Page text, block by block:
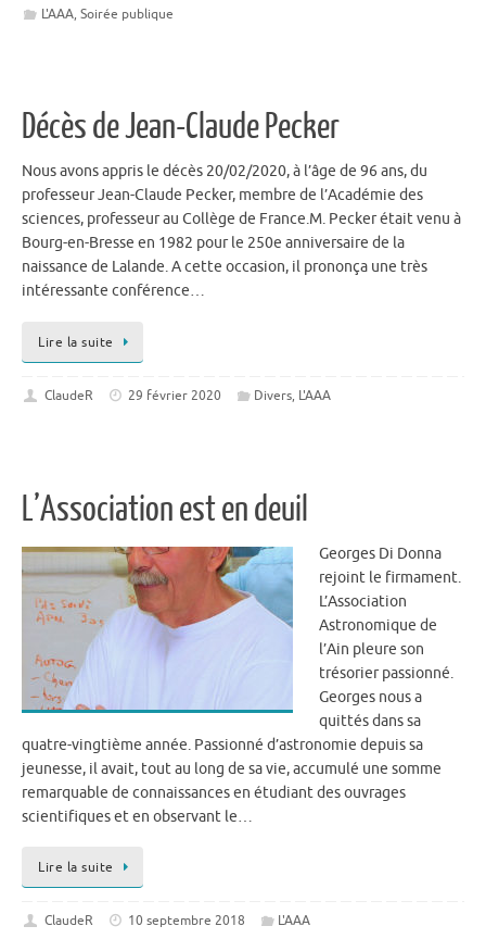
L'AAA, Soirée publique
Décès de Jean-Claude Pecker
Nous avons appris le décès 20/02/2020, à l’âge de 96 ans, du
professeur Jean-Claude Pecker, membre de l’Académie des
sciences, professeur au Collège de France.M. Pecker était venu à
Bourg-en-Bresse en 1982 pour le 250e anniversaire de la
naissance de Lalande. A cette occasion, il prononça une très
intéressante conférence…
Lire la suite
ClaudeR 29 février 2020 Divers, L'AAA
L’Association est en deuil
Georges Di Donna
rejoint le firmament.
L’Association
Astronomique de
l’Ain pleure son
trésorier passionné.
Georges nous a
quittés dans sa
quatre-vingtième année. Passionné d’astronomie depuis sa
jeunesse, il avait, tout au long de sa vie, accumulé une somme
remarquable de connaissances en étudiant des ouvrages
scientifiques et en observant le…
Lire la suite
ClaudeR 10 septembre 2018 L'AAA